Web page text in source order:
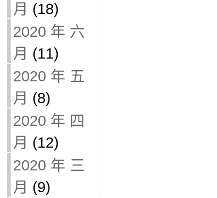
月 (18)
2020 年 六
月 (11)
2020 年 五
月 (8)
2020 年 四
月 (12)
2020 年 三
月 (9)